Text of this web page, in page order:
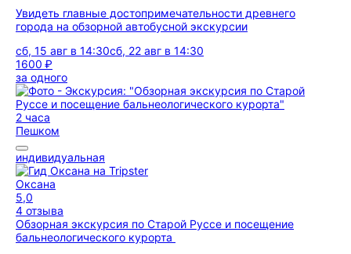
Увидеть главные достопримечательности древнего
города на обзорной автобусной экскурсии
сб, 15 авг в 14:30сб, 22 авг в 14:30
1600 ₽
за одного
2 часа
Пешком
индивидуальная
Оксана
5,0
4 отзыва
Обзорная экскурсия по Старой Руссе и посещение
бальнеологического курорта